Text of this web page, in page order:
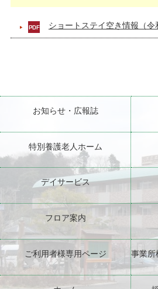
ショートステイ空き情報（令
お知らせ・広報誌
特別養護老人ホーム
デイサービス
フロア案内
ご利用者様専用ページ
事業所